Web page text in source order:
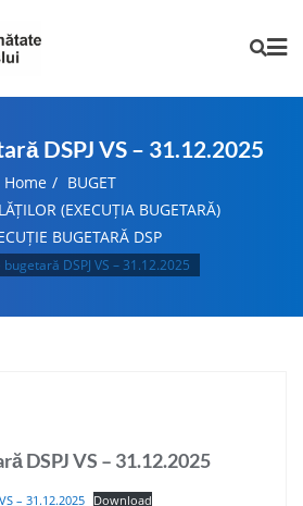
DSPJ VS – 31.12.2025
Home
BUGET
(EXECUȚIA BUGETARĂ)
BUGETARĂ DSP
DSPJ VS – 31.12.2025
DSPJ VS – 31.12.2025
– 31.12.2025 Download